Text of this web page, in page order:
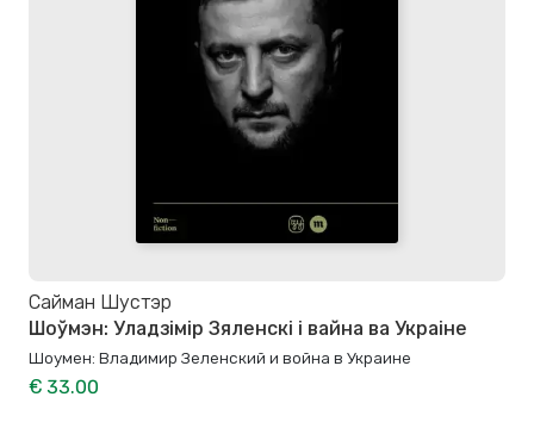
Сайман Шустэр
Шоўмэн: Уладзімір Зяленскі і вайна ва Украіне
Шоумен: Владимир Зеленский и война в Украине
€ 33.00